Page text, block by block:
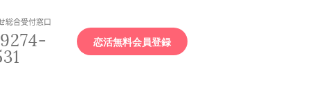
総合受付窓口
恋活無料会員登録